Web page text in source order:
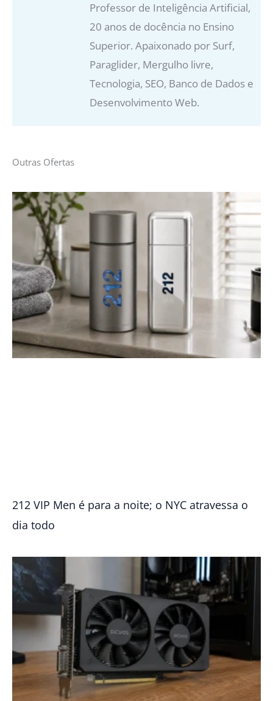
Professor de Inteligência Artificial,
20 anos de docência no Ensino
Superior. Apaixonado por Surf,
Paraglider, Mergulho livre,
Tecnologia, SEO, Banco de Dados e
Desenvolvimento Web.
Outras Ofertas
212 VIP Men é para a noite; o NYC atravessa o
dia todo